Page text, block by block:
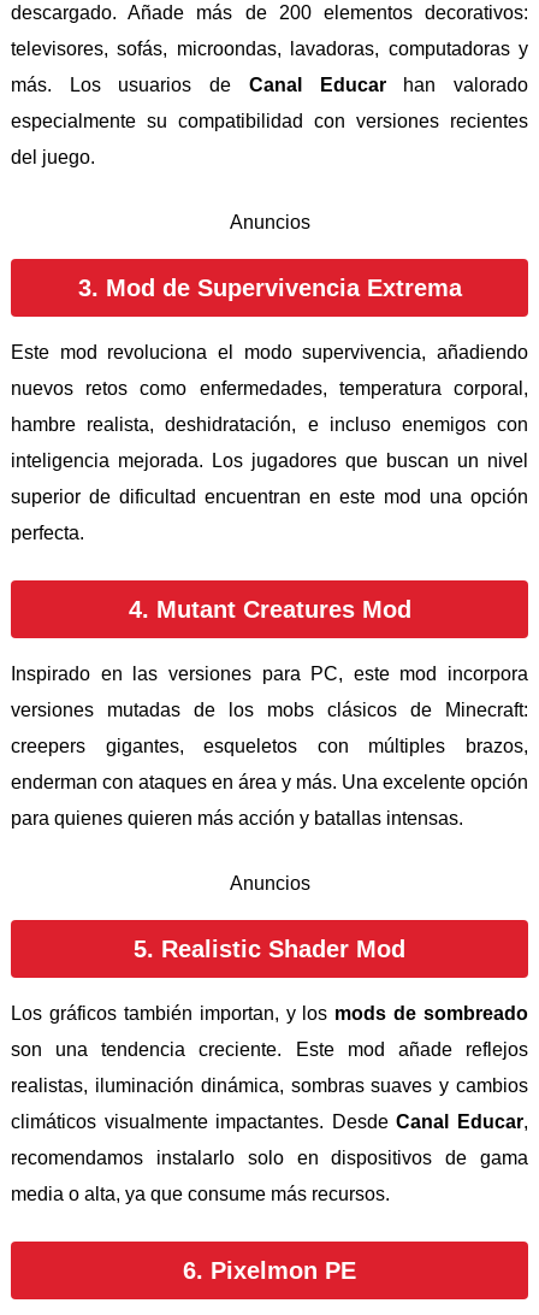
descargado. Añade más de 200 elementos decorativos:
televisores, sofás, microondas, lavadoras, computadoras y
más. Los usuarios de Canal Educarhan valorado
especialmente su compatibilidad con versiones recientes
del juego.
Anuncios
3. Mod de Supervivencia Extrema
Este mod revoluciona el modo supervivencia, añadiendo
nuevos retos como enfermedades, temperatura corporal,
hambre realista, deshidratación, e incluso enemigos con
inteligencia mejorada. Los jugadores que buscan un nivel
superior de dificultad encuentran en este mod una opción
perfecta.
4. Mutant Creatures Mod
Inspirado en las versiones para PC, este mod incorpora
versiones mutadas de los mobs clásicos de Minecraft:
creepers gigantes, esqueletos con múltiples brazos,
enderman con ataques en área y más. Una excelente opción
para quienes quieren más acción y batallas intensas.
Anuncios
5. Realistic Shader Mod
Los gráficos también importan, y los mods de sombreado
son una tendencia creciente. Este mod añade reflejos
realistas, iluminación dinámica, sombras suaves y cambios
climáticos visualmente impactantes. DesdeCanal Educar,
recomendamos instalarlo solo en dispositivos de gama
media o alta, ya que consume más recursos.
6. Pixelmon PE